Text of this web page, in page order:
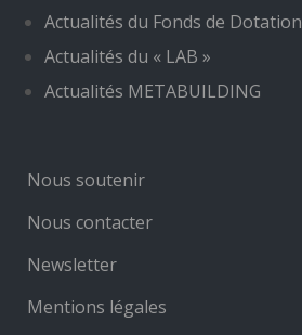
Actualités du Fonds de Dotation
Actualités du « LAB »
Actualités METABUILDING
Nous soutenir
Nous contacter
Newsletter
Mentions légales